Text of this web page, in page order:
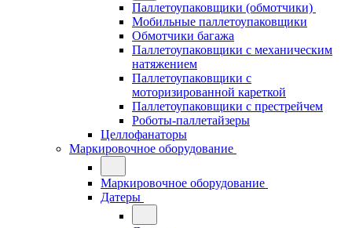
Паллетоупаковщики (обмотчики)
Мобильные паллетоупаковщики
Обмотчики багажа
Паллетоупаковщики с механическим
натяжением
Паллетоупаковщики с
моторизированной кареткой
Паллетоупаковщики с престрейчем
Роботы-паллетайзеры
Целлофанаторы
Маркировочное оборудование
Маркировочное оборудование
Датеры